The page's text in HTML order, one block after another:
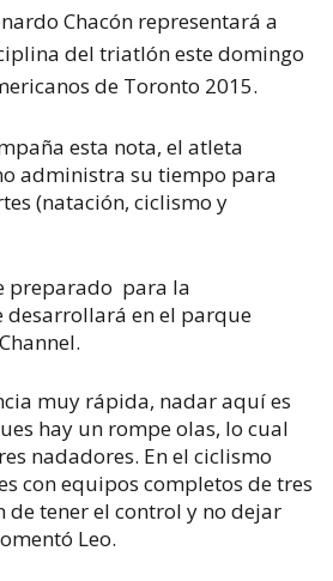
Chacón representará a
del triatlón este domingo
de Toronto 2015.
esta nota, el atleta
administra su tiempo para
(natación, ciclismo y
preparado para la
desarrollará en el parque
muy rápida, nadar aquí es
hay un rompe olas, lo cual
nadadores. En el ciclismo
con equipos completos de tres
tener el control y no dejar
Leo.